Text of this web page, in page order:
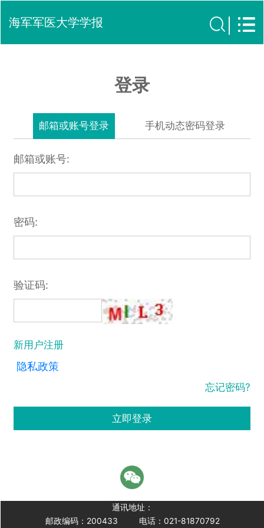
海军军医大学学报
登录
邮箱或账号登录 手机动态密码登录
邮箱或账号:
密码:
验证码:
新用户注册
隐私政策
忘记密码?
立即登录
通讯地址：
邮政编码：200433
电话：021-81870792